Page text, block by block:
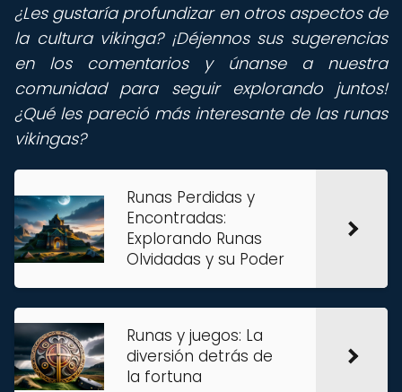
¿Les gustaría profundizar en otros aspectos de
la cultura vikinga? ¡Déjennos sus sugerencias
en los comentarios y únanse a nuestra
comunidad para seguir explorando juntos!
¿Qué les pareció más interesante de las runas
vikingas?
Runas Perdidas y
Encontradas:
Explorando Runas
Olvidadas y su Poder
Runas y juegos: La
diversión detrás de
la fortuna